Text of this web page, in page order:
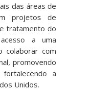
das áreas de
projetos de
tratamento do
a uma
colaborar com
promovendo
a
Unidos.